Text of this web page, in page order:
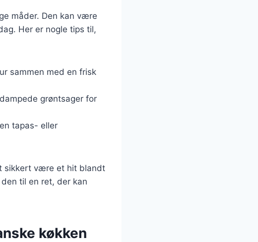
måder. Den kan være
Her er nogle tips til,
sammen med en frisk
grøntsager for
tapas- eller
sikkert være et hit blandt
til en ret, der kan
køkken